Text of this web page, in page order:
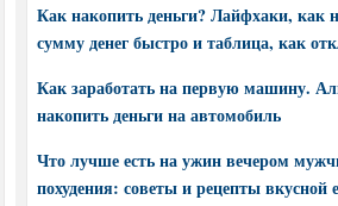
Как накопить деньги? Лайфхаки, как
сумму денег быстро и таблица, как
Как заработать на первую машину.
накопить деньги на автомобиль
Что лучше есть на ужин вечером
похудения: советы и рецепты вкусной